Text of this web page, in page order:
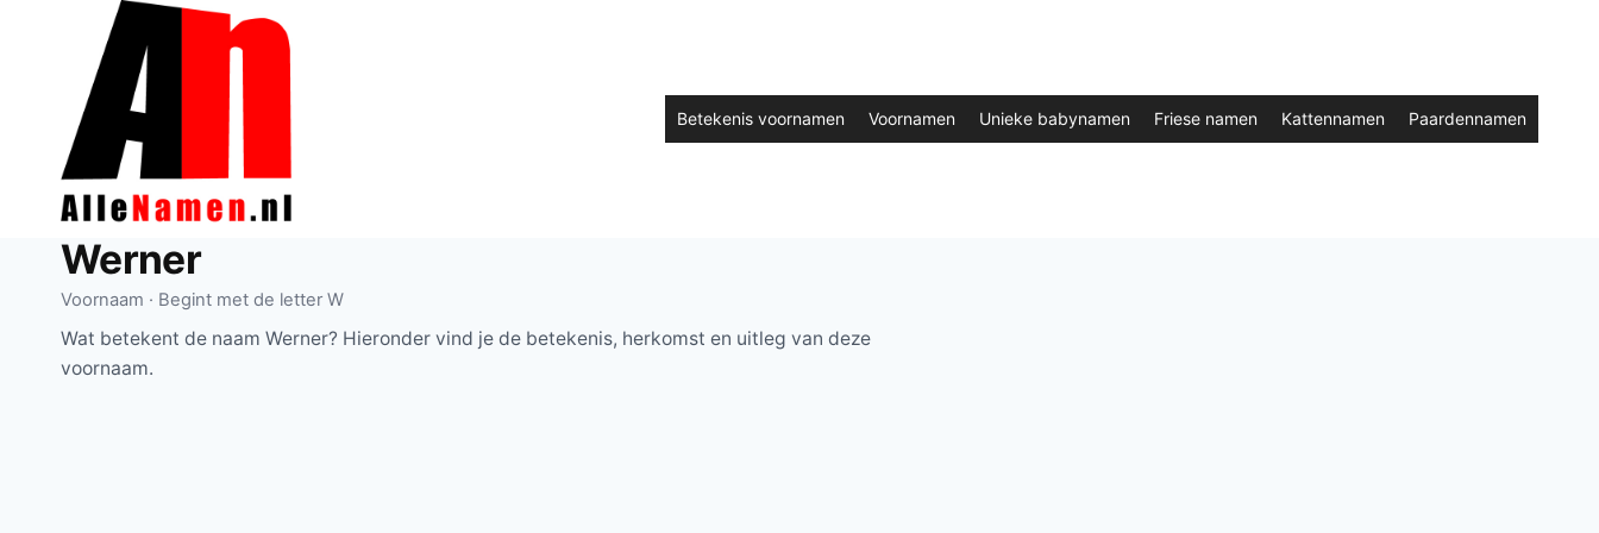
Betekenis voornamen Voornamen Unieke babynamen Friese namen Kattennamen Paardennamen
Werner
Voornaam · Begint met de letter W
Wat betekent de naam Werner? Hieronder vind je de betekenis, herkomst en uitleg van deze
voornaam.